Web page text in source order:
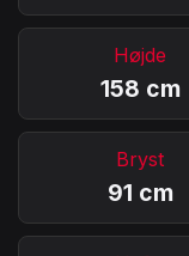
Højde
158 cm
Bryst
91 cm